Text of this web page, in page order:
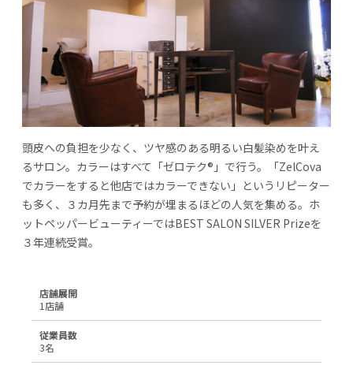
頭皮への負担を少なく、ツヤ感のある明るい白髪染めを叶え
るサロン。カラーはすべて「ゼロテク®」で行う。「ZelCova
でカラーをすると他店ではカラーできない」というリピーター
も多く、３カ月先まで予約が埋まるほどの人気を集める。ホ
ットペッパービューティーではBEST SALON SILVER Prizeを
３年連続受賞。
店舗展開
1店舗
従業員数
3名